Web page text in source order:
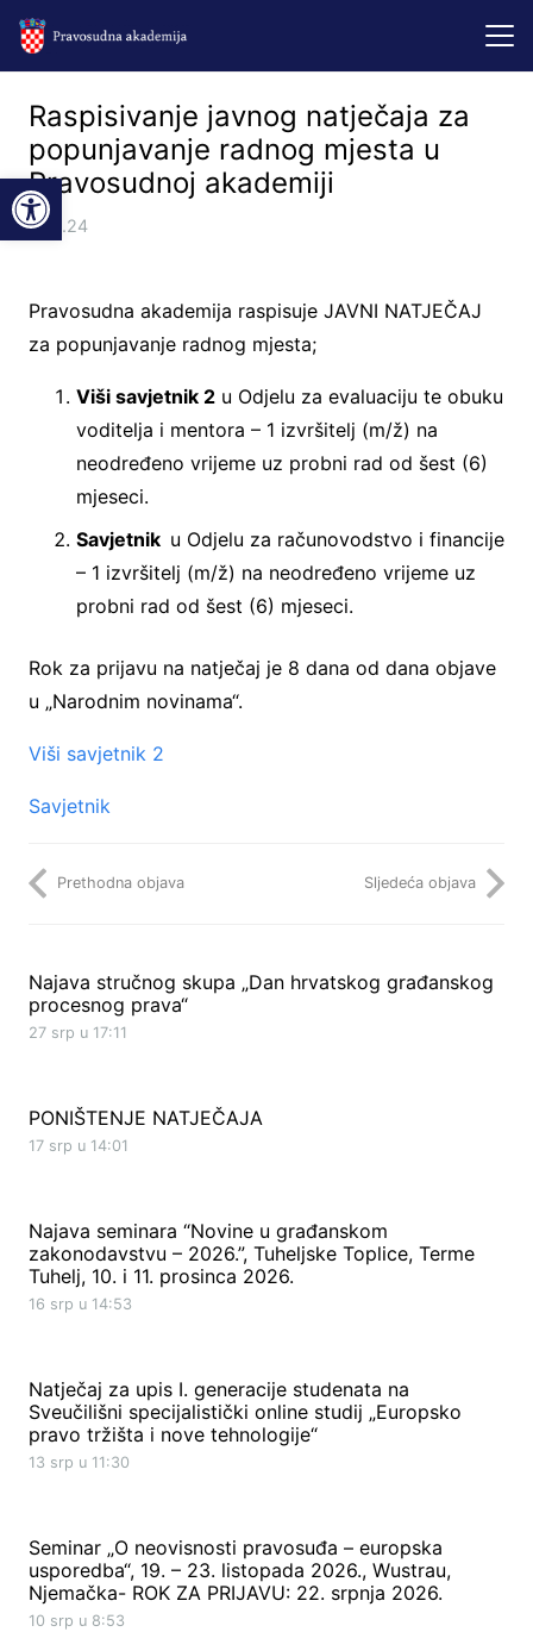
Open toolbar
Raspisivanje javnog natječaja za
popunjavanje radnog mjesta u
Pravosudnoj akademiji
7.06.24
Pravosudna akademija raspisuje JAVNI NATJEČAJ
za popunjavanje radnog mjesta;
Viši savjetnik 2 u Odjelu za evaluaciju te obuku
voditelja i mentora – 1 izvršitelj (m/ž) na
neodređeno vrijeme uz probni rad od šest (6)
mjeseci.
Savjetnik u Odjelu za računovodstvo i financije
– 1 izvršitelj (m/ž) na neodređeno vrijeme uz
probni rad od šest (6) mjeseci.
Rok za prijavu na natječaj je 8 dana od dana objave
u „Narodnim novinama“.
Viši savjetnik 2
Savjetnik
Prethodna objava Sljedeća objava
Najava stručnog skupa „Dan hrvatskog građanskog
procesnog prava“
27 srp u 17:11
PONIŠTENJE NATJEČAJA
17 srp u 14:01
Najava seminara “Novine u građanskom
zakonodavstvu – 2026.”, Tuheljske Toplice, Terme
Tuhelj, 10. i 11. prosinca 2026.
16 srp u 14:53
Natječaj za upis I. generacije studenata na
Sveučilišni specijalistički online studij „Europsko
pravo tržišta i nove tehnologije“
13 srp u 11:30
Seminar „O neovisnosti pravosuđa – europska
usporedba“, 19. – 23. listopada 2026., Wustrau,
Njemačka- ROK ZA PRIJAVU: 22. srpnja 2026.
10 srp u 8:53